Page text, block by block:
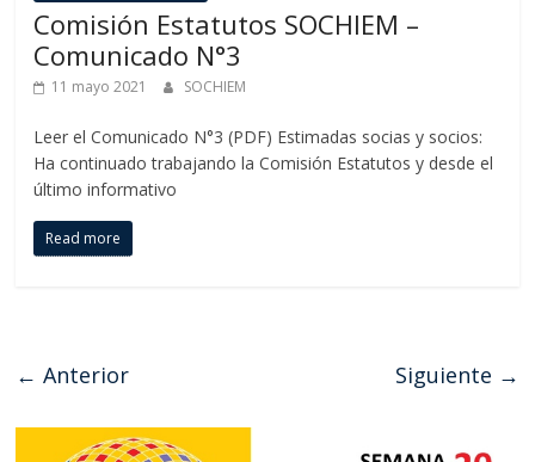
Comisión Estatutos SOCHIEM –
Comunicado N°3
11 mayo 2021 SOCHIEM
Leer el Comunicado N°3 (PDF) Estimadas socias y socios:
Ha continuado trabajando la Comisión Estatutos y desde el
último informativo
Read more
← Anterior Siguiente →